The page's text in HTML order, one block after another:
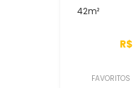
42m²
R$
FAVORITOS